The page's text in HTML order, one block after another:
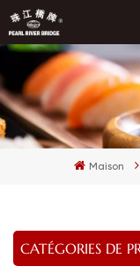
Maison
CATÉGORIES DE